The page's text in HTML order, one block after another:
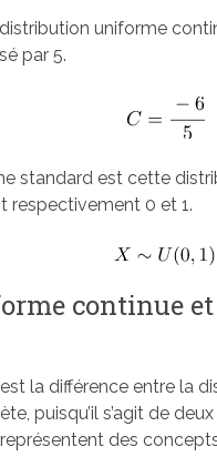
distribution uniforme
par 5.
standard est cette
respectivement 0 et 1.
continue
la différence entre la
puisqu’il s’agit de
des